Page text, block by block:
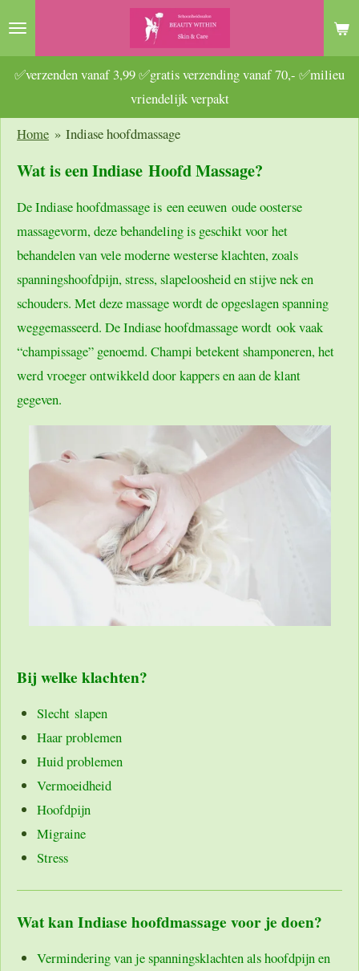
Ga
naar
hoofdinhoud
✅verzenden vanaf 3,99 ✅gratis verzending vanaf 70,- ✅milieu
vriendelijk verpakt
Home » Indiase hoofdmassage
Wat is een Indiase Hoofd Massage?
De Indiase hoofdmassage is een eeuwen oude oosterse
massagevorm, deze behandeling is geschikt voor het
behandelen van vele moderne westerse klachten, zoals
spanningshoofdpijn, stress, slapeloosheid en stijve nek en
schouders. Met deze massage wordt de opgeslagen spanning
weggemasseerd. De Indiase hoofdmassage wordt ook vaak
“champissage” genoemd. Champi betekent shamponeren, het
werd vroeger ontwikkeld door kappers en aan de klant
gegeven.
Bij welke klachten?
Slecht slapen
Haar problemen
Huid problemen
Vermoeidheid
Hoofdpijn
Migraine
Stress
Wat kan Indiase hoofdmassage voor je doen?
Vermindering van je spanningsklachten als hoofdpijn en